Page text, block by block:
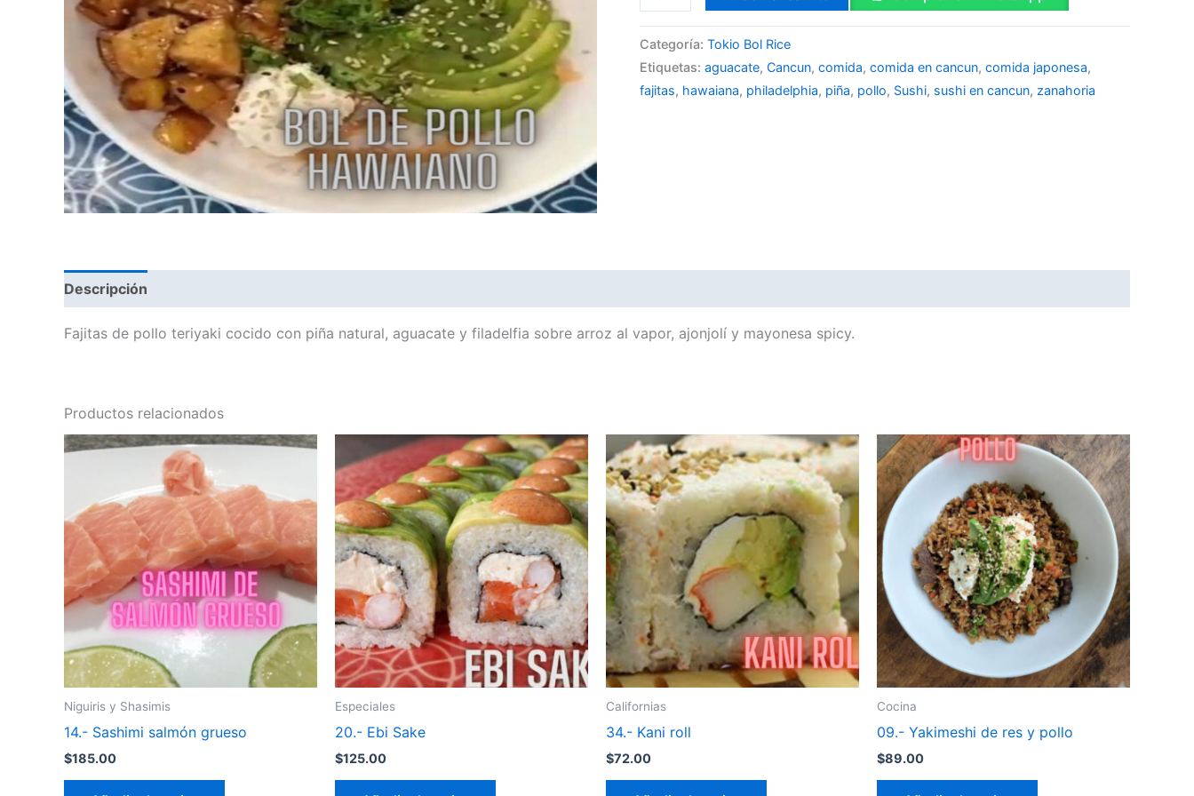
Categoría: Tokio Bol Rice
Etiquetas: aguacate, Cancun, comida, comida en cancun, comida japonesa,
fajitas, hawaiana, philadelphia, piña, pollo, Sushi, sushi en cancun, zanahoria
Descripción
Fajitas de pollo teriyaki cocido con piña natural, aguacate y filadelfia sobre arroz al vapor, ajonjolí y mayonesa spicy.
Productos relacionados
Niguiris y Shasimis
14.- Sashimi salmón grueso
$185.00
Especiales
20.- Ebi Sake
$125.00
Californias
34.- Kani roll
$72.00
Cocina
09.- Yakimeshi de res y pollo
$89.00